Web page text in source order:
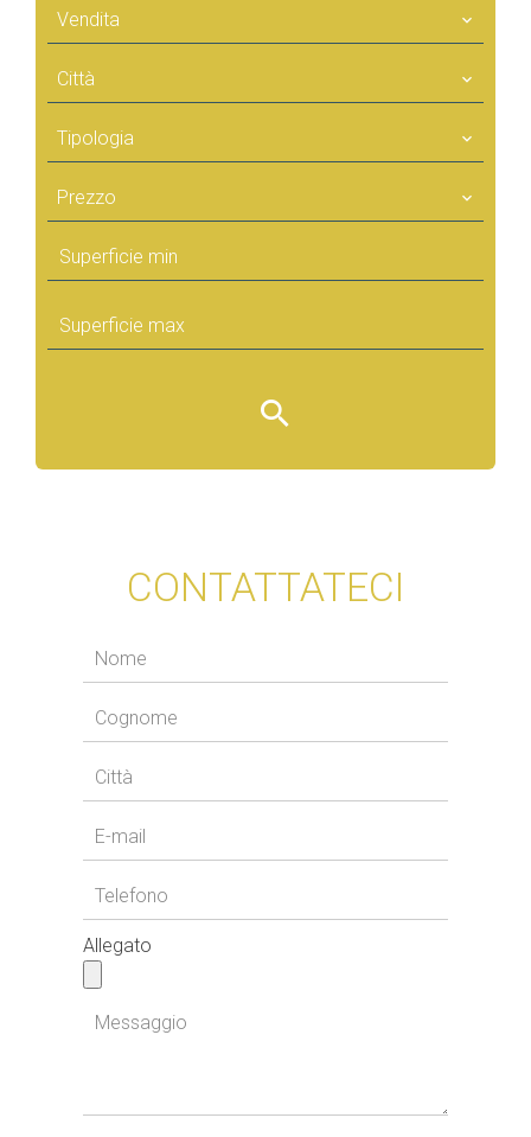
Vendita
Città
Tipologia
Prezzo
CONTATTATECI
Allegato